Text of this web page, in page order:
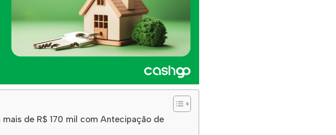
de R$ 170 mil com Antecipação de